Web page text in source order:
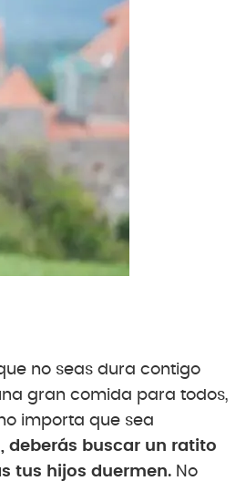
no seas dura contigo
gran comida para todos,
importa que sea
deberás buscar un ratito
tus hijos duermen. No